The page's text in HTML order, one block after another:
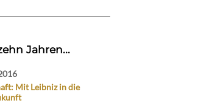
Jahren...
Mit Leibniz in die